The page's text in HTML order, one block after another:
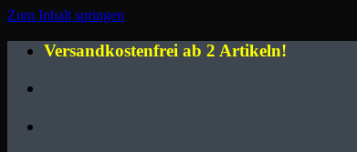
Zum Inhalt springen
Versandkostenfrei ab 2 Artikeln!